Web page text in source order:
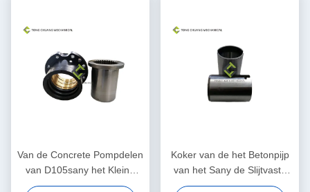
Van de Concrete Pompdelen
van D105sany het Kleine
Beëindigen die
Koker van de het Betonpijp
van het Sany de Slijtvaste
Staal voor beton